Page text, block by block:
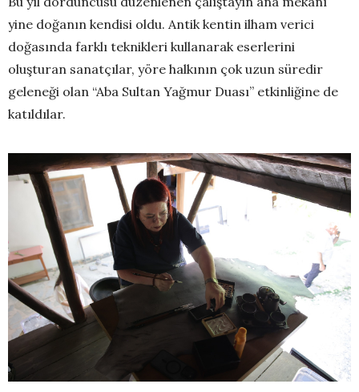
yine doğanın kendisi oldu. Antik kentin ilham verici
doğasında farklı teknikleri kullanarak eserlerini
oluşturan sanatçılar, yöre halkının çok uzun süredir
geleneği olan “Aba Sultan Yağmur Duası” etkinliğine de
katıldılar.